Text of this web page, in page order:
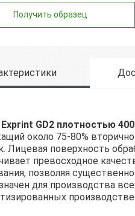
Получить образец
Exprint GD2 плотностью
около 75-80%
Лицевая поверхность
превосходное
позволяя
для производства